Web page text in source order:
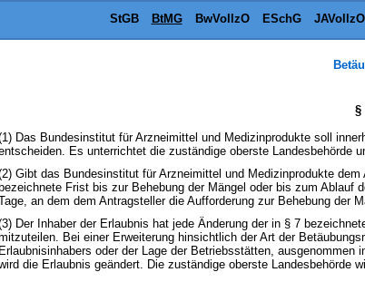
StGB BtMG BwVollzO ESchG JAVollzO
§
Das Bundesinstitut für Arzneimittel und Medizinprodukte soll
Es unterrichtet die zuständige oberste Landesbehörde
Gibt das Bundesinstitut für Arzneimittel und Medizinprodukte
bezeichnete Frist bis zur Behebung der Mängel oder bis zum
an dem dem Antragsteller die Aufforderung zur Behebung der
Der Inhaber der Erlaubnis hat jede Änderung der in § 7
Bei einer Erweiterung hinsichtlich der Art der
Erlaubnisinhabers oder der Lage der Betriebsstätten,
die Erlaubnis geändert. Die zuständige oberste Landesbehörde